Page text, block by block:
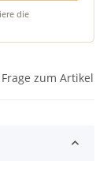
die
Frage zum Artikel